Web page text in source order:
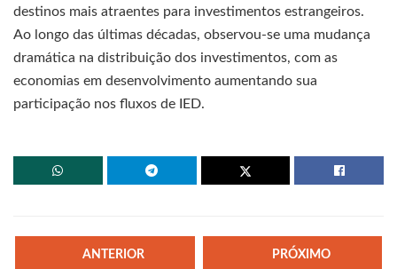
destinos mais atraentes para investimentos estrangeiros.
Ao longo das últimas décadas, observou-se uma mudança
dramática na distribuição dos investimentos, com as
economias em desenvolvimento aumentando sua
participação nos fluxos de IED.
ANTERIOR PRÓXIMO